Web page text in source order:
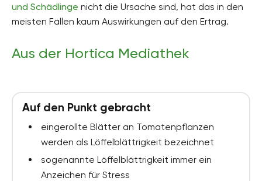
und Schädlinge nicht die Ursache sind, hat das in den
meisten Fällen kaum Auswirkungen auf den Ertrag.
Aus der Hortica Mediathek
Auf den Punkt gebracht
eingerollte Blätter an Tomatenpflanzen
werden als Löffelblättrigkeit bezeichnet
sogenannte Löffelblättrigkeit immer ein
Anzeichen für Stress